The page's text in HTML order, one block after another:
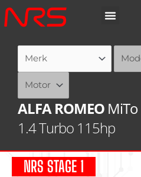
Ga
naar
ALFA ROMEO MiTo
1.4 Turbo 115hp
NRS STAGE 1